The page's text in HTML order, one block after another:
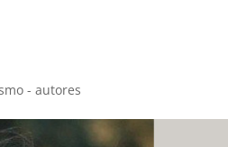
- autores